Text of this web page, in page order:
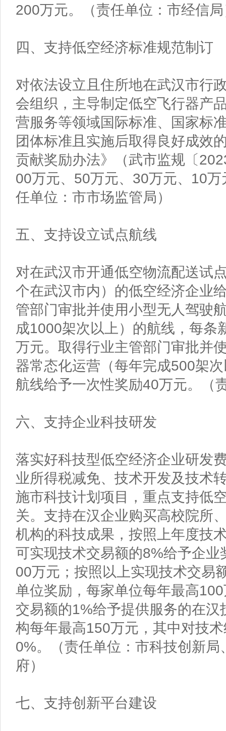
200万元。（责任单位：市经信
四、支持低空经济标准规范制订
对依法设立且住所地在武汉市行
会组织，主导制定低空飞行器产
营服务等领域国际标准、国家标
团体标准且实施后取得良好成效
贡献奖励办法》（武市监规〔
00万元、50万元、30万元、10
任单位：市市场监管局）
五、支持设立试点航线
对在武汉市开通低空物流配送试
个在武汉市内）的低空经济企业
管部门审批并使用小型无人驾驶
成1000架次以上）的航线，每条
万元。取得行业主管部门审批并
器常态化运营（每年完成500架
航线给予一次性奖励40万元。（
六、支持企业科技研发
落实好科技型低空经济企业研发
业所得税减免、技术开发及技术
施市科技计划项目，重点支持低
关。支持在汉企业购买高校院所
机构的科技成果，按照上年度技
可实现技术交易额的8%给予企
00万元；按照以上实现技术交易
单位奖励，每家单位每年最高
交易额的1%给予提供服务的在
构每年最高150万元，其中对技
0%。（责任单位：市科技创新
府）
七、支持创新平台建设